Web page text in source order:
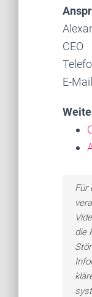
CEO
E-
Für
die